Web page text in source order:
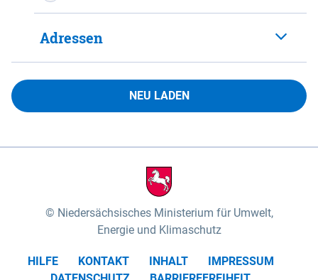
Adressen
NEU LADEN
Niedersächsisches Ministerium für Umwelt,
Energie und Klimaschutz
HILFE KONTAKT INHALT
IMPRESSUM